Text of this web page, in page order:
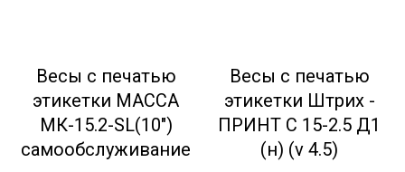
Весы с печатью
этикетки МАССА
МК-15.2-SL(10")
самообслуживание
Весы с печатью
этикетки Штрих -
ПРИНТ С 15-2.5 Д1
(н) (v 4.5)